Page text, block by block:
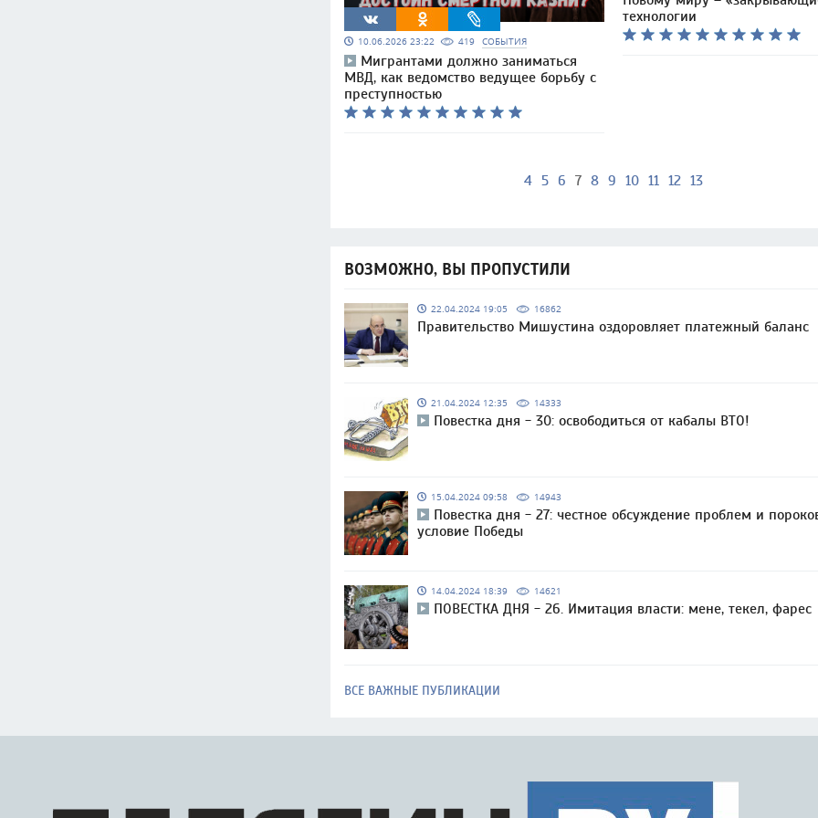
10.06.2026 23:22 419 СОБЫТИЯ
Мигрантами должно заниматься
МВД, как ведомство ведущее борьбу с
преступностью
технологии
4 5 6 7 8 9 10 11 12 13
ВОЗМОЖНО, ВЫ ПРОПУСТИЛИ
22.04.2024 19:05 16862
Правительство Мишустина оздоровляет платежный баланс
21.04.2024 12:35 14333
Повестка дня - 30: освободиться от кабалы ВТО!
15.04.2024 09:58 14943
Повестка дня - 27: честное обсуждение проблем и
условие Победы
14.04.2024 18:39 14621
ПОВЕСТКА ДНЯ - 26. Имитация власти: мене, текел, фарес
ВСЕ ВАЖНЫЕ ПУБЛИКАЦИИ